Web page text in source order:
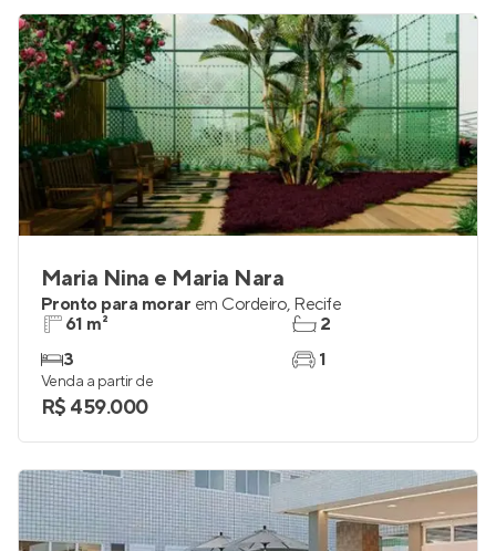
Maria Nina e Maria Nara
Pronto para morar em Cordeiro, Recife
61 m²
3
2
1
Venda a partir de
R$ 459.000